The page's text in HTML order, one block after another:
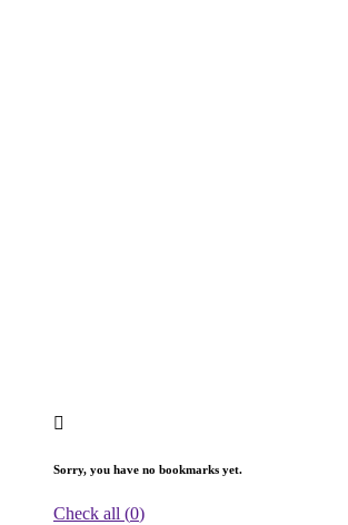
Sorry, you have no bookmarks yet.
Check all (0)